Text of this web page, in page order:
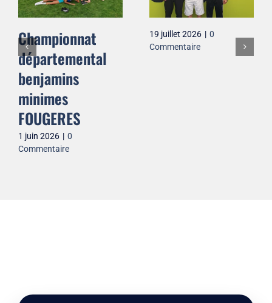
Championnat
départemental
benjamins
minimes
FOUGERES
1 juin 2026 | 0
Commentaire
19 juillet 2026 | 0
Commentaire